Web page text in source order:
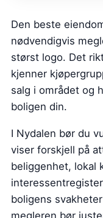
Den beste
nødvendigvis
størst logo. Det
kjenner
salg i området og
boligen din.
I Nydalen bør du
viser forskjell på
beliggenhet, lokal
boligens
megleren bør